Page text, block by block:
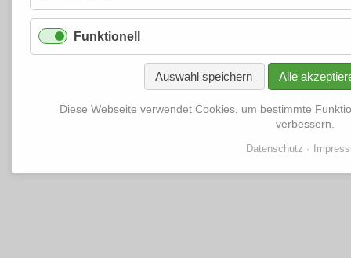
Funktionell
Auswahl speichern Alle
Diese Webseite verwendet Cookies, um bestimmte
verbessern.
Datenschutz